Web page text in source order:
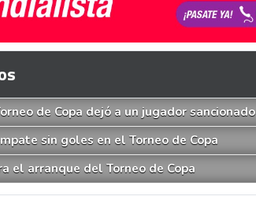
de Copa dejó a un jugador sancionado
sin goles en el Torneo de Copa
el arranque del Torneo de Copa